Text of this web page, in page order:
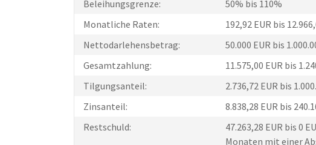
Beleihungsgrenze:
50% bis 110%
Monatliche Raten:
192,92 EUR bis
Nettodarlehensbetrag:
50.000 EUR bis
Gesamtzahlung:
11.575,00 EUR bis
Tilgungsanteil:
2.736,72 EUR bis
Zinsanteil:
8.838,28 EUR bis
Restschuld:
47.263,28 EUR bis 0
Monaten mit einer